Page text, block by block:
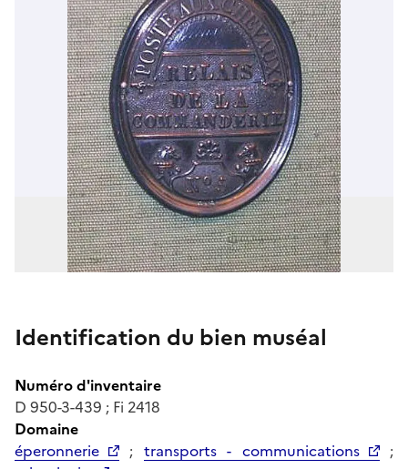
Identification du bien muséal
Numéro d'inventaire
D 950-3-439 ; Fi 2418
Domaine
éperonnerie
; transports - communications
;